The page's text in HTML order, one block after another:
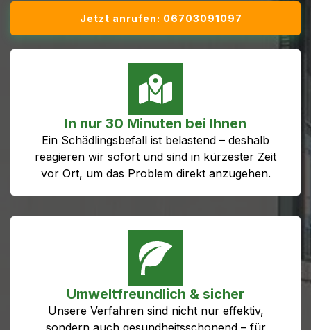
Jetzt anrufen: 06703091097
In nur 30 Minuten bei Ihnen
Ein Schädlingsbefall ist belastend – deshalb
reagieren wir sofort und sind in kürzester Zeit
vor Ort, um das Problem direkt anzugehen.
Umweltfreundlich & sicher
Unsere Verfahren sind nicht nur effektiv,
sondern auch gesundheitsschonend – für